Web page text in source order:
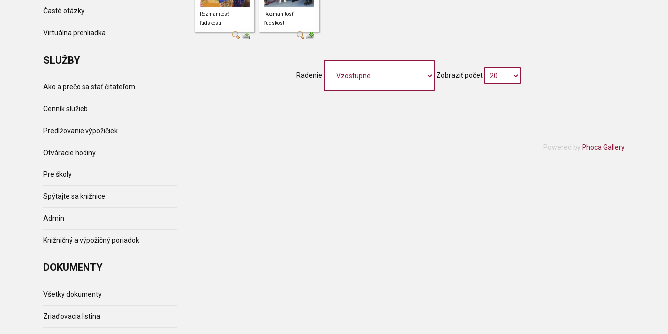
Rozmanitosť
ľudskosti
Rozmanitosť
ľudskosti
Radenie Zobraziť počet
Powered by Phoca Gallery
Časté otázky
Virtuálna prehliadka
SLUŽBY
Ako a prečo sa stať čitateľom
Cenník služieb
Predlžovanie výpožičiek
Otváracie hodiny
Pre školy
Spýtajte sa knižnice
Admin
Knižničný a výpožičný poriadok
DOKUMENTY
Všetky dokumenty
Zriaďovacia listina